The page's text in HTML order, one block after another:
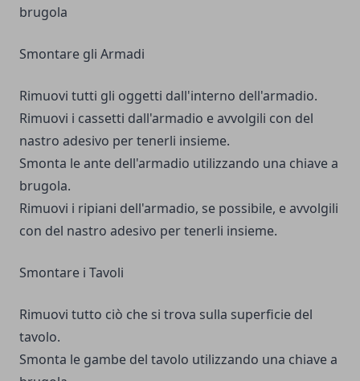
brugola
Smontare gli Armadi
Rimuovi tutti gli oggetti dall'interno dell'armadio.
Rimuovi i cassetti dall'armadio e avvolgili con del
nastro adesivo per tenerli insieme.
Smonta le ante dell'armadio utilizzando una chiave a
brugola.
Rimuovi i ripiani dell'armadio, se possibile, e avvolgili
con del nastro adesivo per tenerli insieme.
Smontare i Tavoli
Rimuovi tutto ciò che si trova sulla superficie del
tavolo.
Smonta le gambe del tavolo utilizzando una chiave a